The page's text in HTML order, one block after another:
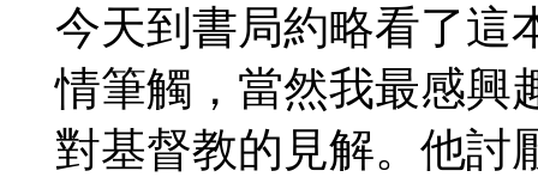
今天到書局約略看了這
情筆觸，當然我最感興
對基督教的見解。他討